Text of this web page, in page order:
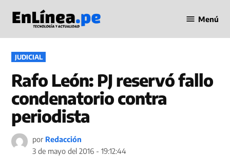
contenido
en Línea
Menú
PUBLICADO
EN
JUDICIAL
Rafo León: PJ reservó fallo
condenatorio contra
periodista
por Redacción
3 de mayo del 2016 - 19:12:44